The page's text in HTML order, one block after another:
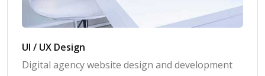
UI / UX Design
Digital agency website design and development